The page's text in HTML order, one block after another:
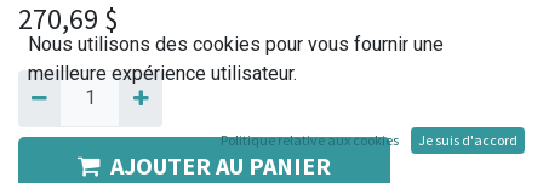
270,69 $
AJOUTER AU PANIER
Nous utilisons des cookies pour vous fournir une
meilleure expérience utilisateur.
Politique relative aux cookies Je suis d'accord